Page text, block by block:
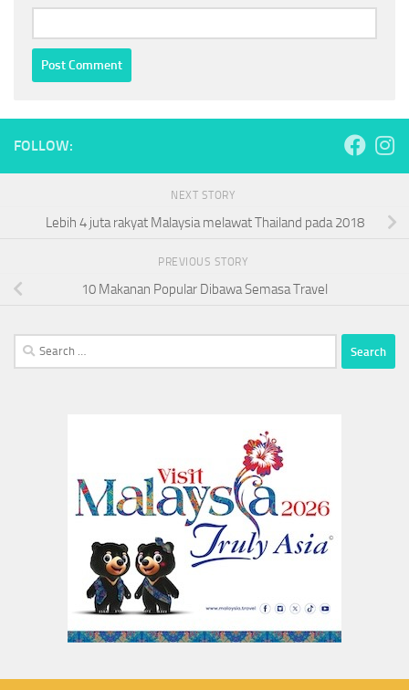
FOLLOW:
NEXT STORY
Lebih 4 juta rakyat Malaysia melawat Thailand pada 2018
PREVIOUS STORY
10 Makanan Popular Dibawa Semasa Travel
Search
for: